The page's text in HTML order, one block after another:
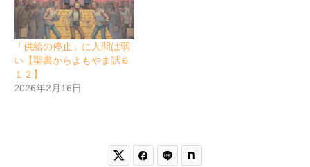
「供給の停止」に人間は弱
い【聖書からよもやま話６
１２】
2026年2月16日
 